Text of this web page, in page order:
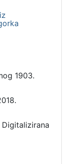
1903.
Digitalizirana